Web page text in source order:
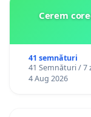
Cerem
41 semnături
41 Semnături / 7
4 Aug 2026